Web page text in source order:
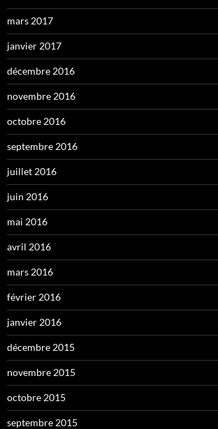
mars 2017
janvier 2017
décembre 2016
novembre 2016
octobre 2016
septembre 2016
juillet 2016
juin 2016
mai 2016
avril 2016
mars 2016
février 2016
janvier 2016
décembre 2015
novembre 2015
octobre 2015
septembre 2015